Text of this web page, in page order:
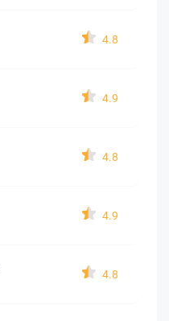
4.8
4.9
4.8
4.9
4.8